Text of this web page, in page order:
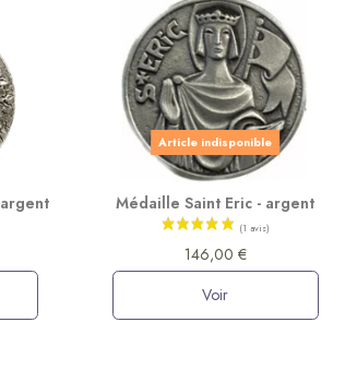
Article indisponible
Médaille Saint Eric - argent
146,00 €
Voir